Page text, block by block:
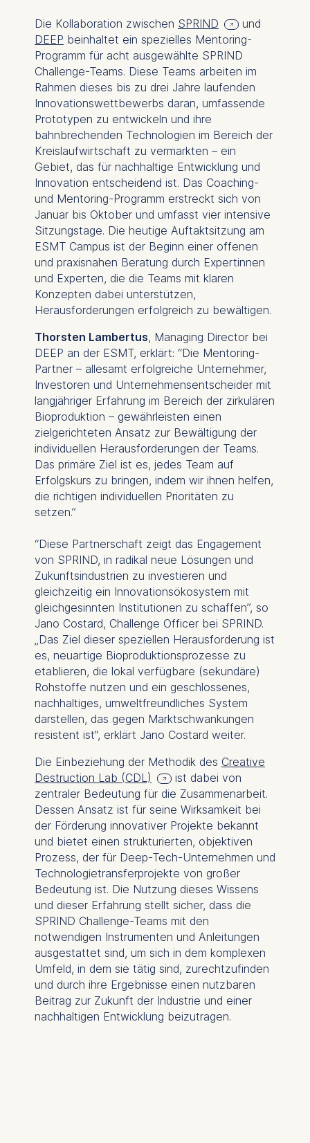
Die Kollaboration zwischen SPRIND
und
DEEP beinhaltet ein spezielles Mentoring-
Programm für acht ausgewählte SPRIND
Challenge-Teams. Diese Teams arbeiten im
Rahmen dieses bis zu drei Jahre laufenden
Innovationswettbewerbs daran, umfassende
Prototypen zu entwickeln und ihre
bahnbrechenden Technologien im Bereich der
Kreislaufwirtschaft zu vermarkten – ein
Gebiet, das für nachhaltige Entwicklung und
Innovation entscheidend ist. Das Coaching-
und Mentoring-Programm erstreckt sich von
Januar bis Oktober und umfasst vier intensive
Sitzungstage. Die heutige Auftaktsitzung am
ESMT Campus ist der Beginn einer offenen
und praxisnahen Beratung durch Expertinnen
und Experten, die die Teams mit klaren
Konzepten dabei unterstützen,
Herausforderungen erfolgreich zu bewältigen.
Thorsten Lambertus, Managing Director bei
DEEP an der ESMT, erklärt: “Die Mentoring-
Partner – allesamt erfolgreiche Unternehmer,
Investoren und Unternehmensentscheider mit
langjähriger Erfahrung im Bereich der zirkulären
Bioproduktion – gewährleisten einen
zielgerichteten Ansatz zur Bewältigung der
individuellen Herausforderungen der Teams.
Das primäre Ziel ist es, jedes Team auf
Erfolgskurs zu bringen, indem wir ihnen helfen,
die richtigen individuellen Prioritäten zu
setzen.”
“Diese Partnerschaft zeigt das Engagement
von SPRIND, in radikal neue Lösungen und
Zukunftsindustrien zu investieren und
gleichzeitig ein Innovationsökosystem mit
gleichgesinnten Institutionen zu schaffen”, so
Jano Costard, Challenge Officer bei SPRIND.
„Das Ziel dieser speziellen Herausforderung ist
es, neuartige Bioproduktionsprozesse zu
etablieren, die lokal verfügbare (sekundäre)
Rohstoffe nutzen und ein geschlossenes,
nachhaltiges, umweltfreundliches System
darstellen, das gegen Marktschwankungen
resistent ist“, erklärt Jano Costard weiter.
Die Einbeziehung der Methodik des Creative
Destruction Lab (CDL)
ist dabei von
zentraler Bedeutung für die Zusammenarbeit.
Dessen Ansatz ist für seine Wirksamkeit bei
der Förderung innovativer Projekte bekannt
und bietet einen strukturierten, objektiven
Prozess, der für Deep-Tech-Unternehmen und
Technologietransferprojekte von großer
Bedeutung ist. Die Nutzung dieses Wissens
und dieser Erfahrung stellt sicher, dass die
SPRIND Challenge-Teams mit den
notwendigen Instrumenten und Anleitungen
ausgestattet sind, um sich in dem komplexen
Umfeld, in dem sie tätig sind, zurechtzufinden
und durch ihre Ergebnisse einen nutzbaren
Beitrag zur Zukunft der Industrie und einer
nachhaltigen Entwicklung beizutragen.